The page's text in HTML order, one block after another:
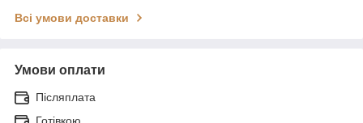
Всі умови доставки
Умови оплати
Післяплата